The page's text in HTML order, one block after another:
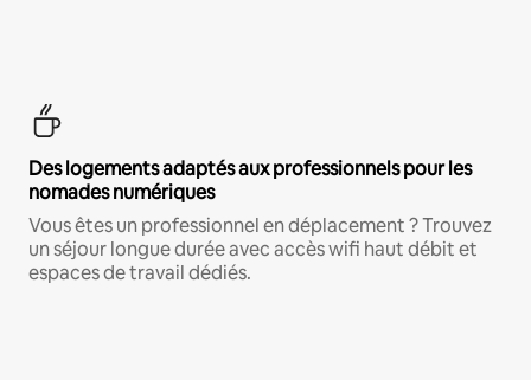
Des logements adaptés aux professionnels pour les
nomades numériques
Vous êtes un professionnel en déplacement ? Trouvez
un séjour longue durée avec accès wifi haut débit et
espaces de travail dédiés.